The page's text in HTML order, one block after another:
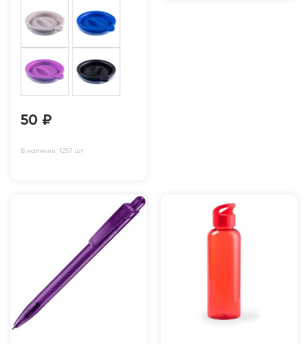
50 ₽
В наличии: 1257 шт